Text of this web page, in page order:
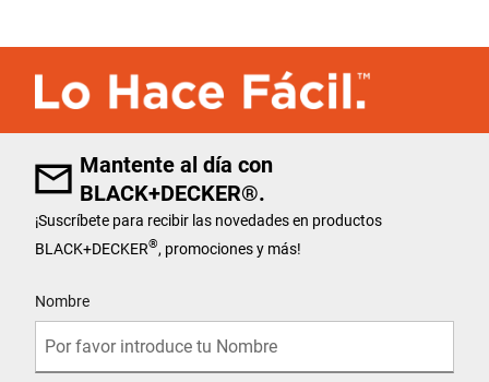
Mantente al día con
BLACK+DECKER®.
¡Suscríbete para recibir las novedades en productos
BLACK+DECKER®, promociones y más!
Nombre